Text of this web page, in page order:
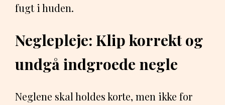
fugt i huden.
Neglepleje: Klip korrekt og
undgå indgroede negle
Neglene skal holdes korte, men ikke for